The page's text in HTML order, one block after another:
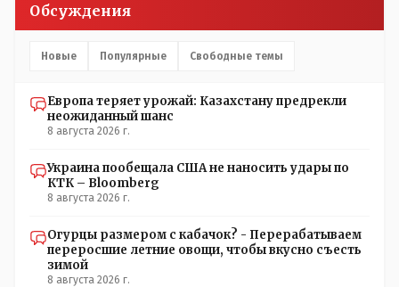
Обсуждения
Новые Популярные Свободные темы
Европа теряет урожай: Казахстану предрекли
неожиданный шанс
8 августа 2026 г.
Украина пообещала США не наносить удары по
КТК – Bloomberg
8 августа 2026 г.
Огурцы размером с кабачок? - Перерабатываем
переросшие летние овощи, чтобы вкусно съесть
зимой
8 августа 2026 г.